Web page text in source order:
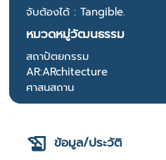
จับต้องได้ : Tangible.
หมวดหมู่วัฒนธรรม
สถาปัตยกรรม
AR:ARchitecture
ศาสนสถาน
ข้อมูล/ประวัติ